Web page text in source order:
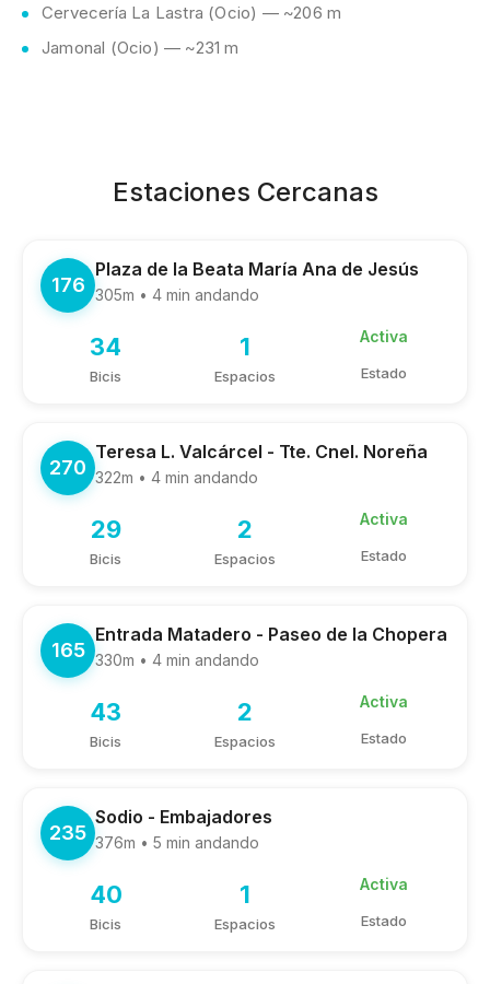
Cervecería La Lastra (Ocio) — ~206 m
Jamonal (Ocio) — ~231 m
Estaciones Cercanas
176
Plaza de la Beata María Ana de Jesús
305m • 4 min andando
34
Bicis
1
Espacios
Activa
Estado
270
Teresa L. Valcárcel - Tte. Cnel. Noreña
322m • 4 min andando
29
Bicis
2
Espacios
Activa
Estado
165
Entrada Matadero - Paseo de la Chopera
330m • 4 min andando
43
Bicis
2
Espacios
Activa
Estado
235
Sodio - Embajadores
376m • 5 min andando
40
Bicis
1
Espacios
Activa
Estado